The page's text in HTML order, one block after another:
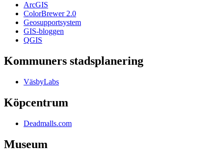
ArcGIS
ColorBrewer 2.0
Geosupportsystem
GIS-bloggen
QGIS
Kommuners stadsplanering
VäsbyLabs
Köpcentrum
Deadmalls.com
Museum